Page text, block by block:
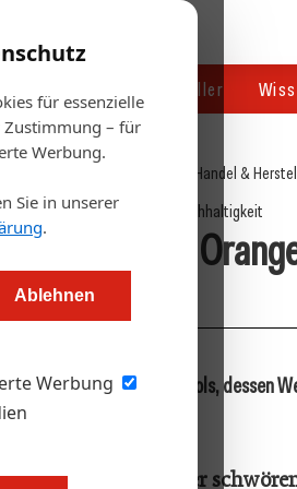
für essenzielle
– für
Werbung.
Sie in unserer
.
Ablehnen
Werbung
Handel & Hersteller
Handel &
Nachhaltigkeit
Sie auf
Winzer Paul Achs aus Gols, dessen
immer mehr Winzer